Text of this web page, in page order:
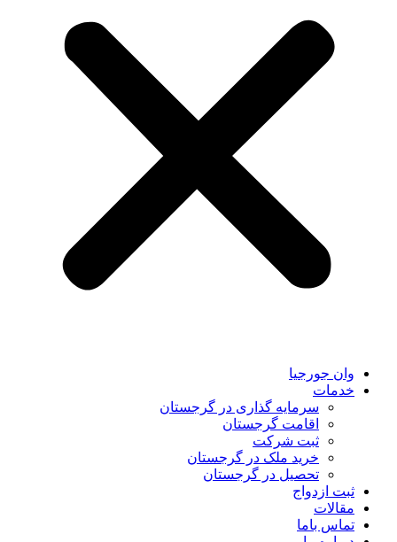
وان جورجیا
خدمات
سرمایه گذاری در گرجستان
اقامت گرجستان
ثبت شرکت
خرید ملک در گرجستان
تحصیل در گرجستان
ثبت ازدواج
مقالات
تماس باما